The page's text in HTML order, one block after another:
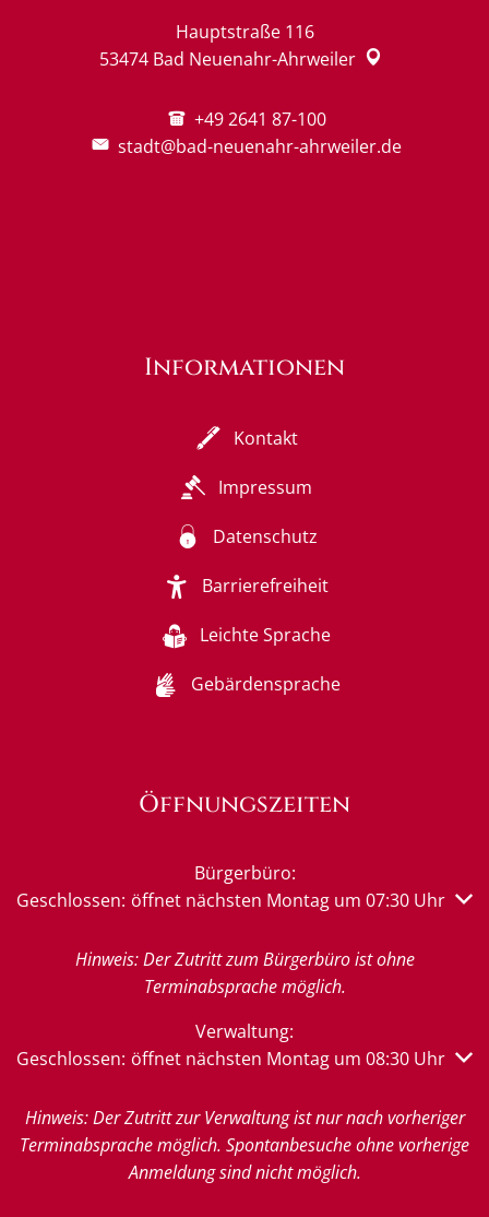
Hauptstraße 116
53474 Bad Neuenahr-Ahrweiler
+49 2641 87-100
stadt@bad-neuenahr-ahrweiler.de
Informationen
Kontakt
Impressum
Datenschutz
Barrierefreiheit
Leichte Sprache
Gebärdensprache
Öffnungszeiten
Bürgerbüro:
Klicken, um weitere Öffnungs- oder Schließzeiten
Geschlossen: öffnet nächsten Montag um 07:30 Uhr
Hinweis: Der Zutritt zum Bürgerbüro ist ohne
Terminabsprache möglich.
Verwaltung:
Klicken, um weitere Öffnungs- oder Schließzeiten
Geschlossen: öffnet nächsten Montag um 08:30 Uhr
Hinweis: Der Zutritt zur Verwaltung ist nur nach vorheriger
Terminabsprache möglich. Spontanbesuche ohne vorherige
Anmeldung sind nicht möglich.